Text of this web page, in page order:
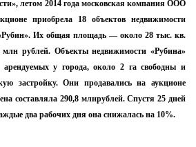
летом 2014 года московская компания ООО
приобрела 18 объектов недвижимости
Их общая площадь — около 28 тыс. кв.
рублей. Объекты недвижимости «Рубина»
у города, около 2 га свободны и
застройку. Они продавались на аукционе
составляла 290,8 млнрублей. Спустя 25 дней
два рабочих дня она снижалась на 10%.